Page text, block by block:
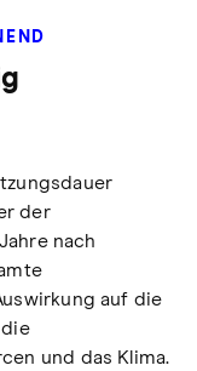
der
nach
auf die
und das Klima.